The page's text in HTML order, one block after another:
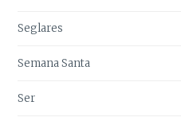
Seglares
Semana Santa
Ser